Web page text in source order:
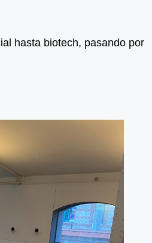
hasta biotech, pasando por